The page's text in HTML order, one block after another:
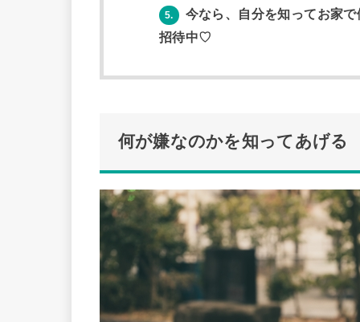
5.
今なら、自分を知ってお家
招待中♡
何が嫌なのかを知ってあげる